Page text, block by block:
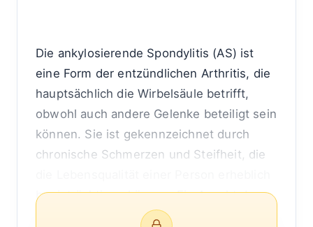
Die ankylosierende Spondylitis (AS) ist
eine Form der entzündlichen Arthritis, die
hauptsächlich die Wirbelsäule betrifft,
obwohl auch andere Gelenke beteiligt sein
können. Sie ist gekennzeichnet durch
chronische Schmerzen und Steifheit, die
beeinträchtigen können. Ein Aspekt der
AS, der zunehmend Beachtung findet, ist